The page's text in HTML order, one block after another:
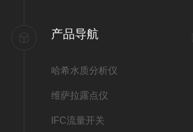
产品导航
哈希水质分析仪
维萨拉露点仪
IFC流量开关